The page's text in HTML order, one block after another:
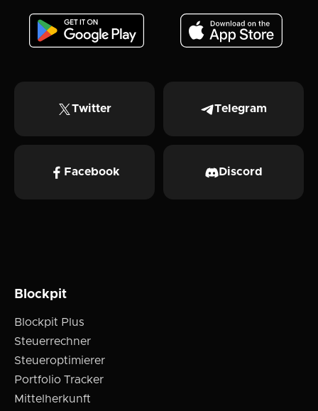
Twitter Telegram
Facebook Discord
Blockpit
Blockpit Plus
Steuerrechner
Steueroptimierer
Portfolio Tracker
Mittelherkunft